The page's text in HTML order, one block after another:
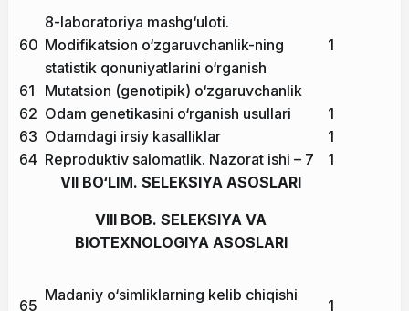
60
8-laboratoriya mashg‘uloti.
Modifikatsion o‘zgaruvchanlik-ning
statistik qonuniyatlarini o‘rganish
1
61
Mutatsion (genotipik) o‘zgaruvchanlik
62 Odam genetikasini o‘rganish usullari
1
63 Odamdagi irsiy kasalliklar
1
64 Reproduktiv salomatlik. Nazorat ishi – 7
1
VII BO‘LIM. SELEKSIYA ASOSLARI
VIII BOB. SELEKSIYA VA
BIOTEXNOLOGIYA ASOSLARI
65
Madaniy o‘simliklarning kelib chiqishi
1